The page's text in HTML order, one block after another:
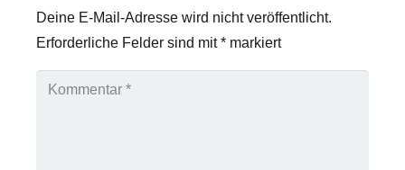
Deine E-Mail-Adresse wird nicht veröffentlicht.
Erforderliche Felder sind mit* markiert